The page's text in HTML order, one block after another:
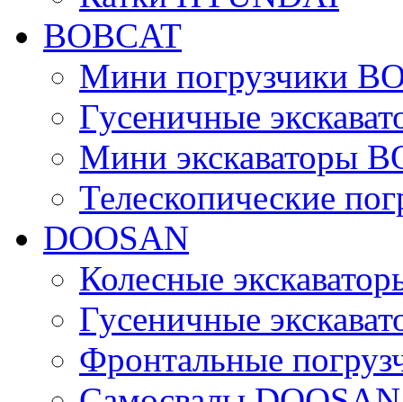
BOBCAT
Мини погрузчики
Гусеничные
Мини экскаваторы
Телескопические
DOOSAN
Колесные
Гусеничные
Фронтальные